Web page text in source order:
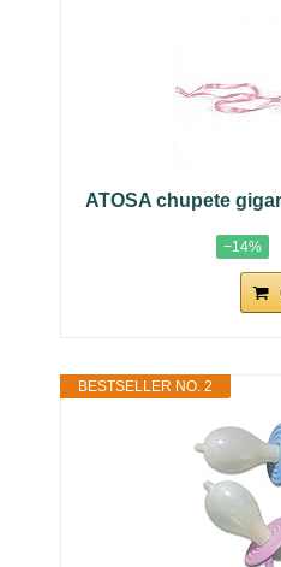
ATOSA chupete
−14%
BESTSELLER NO. 2